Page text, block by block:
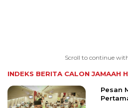
Scroll to continue
INDEKS BERITA CALON JAMAAH
Pesan